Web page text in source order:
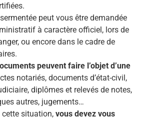
peut vous être demandée
à caractère officiel, lors de
ou encore dans le cadre de
peuvent faire l’objet d’une
notariés, documents d’état-civil,
diplômes et relevés de notes,
autres, jugements…
situation, vous devez vous